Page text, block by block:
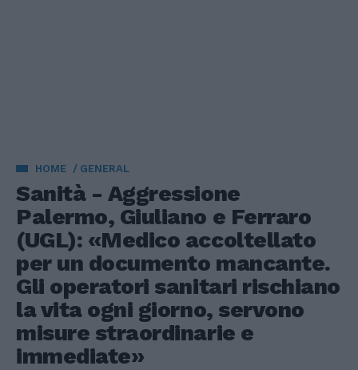
HOME GENERAL
Sanità - Aggressione
Palermo, Giuliano e Ferraro
(UGL): «Medico accoltellato
per un documento mancante.
Gli operatori sanitari rischiano
la vita ogni giorno, servono
misure straordinarie e
immediate»